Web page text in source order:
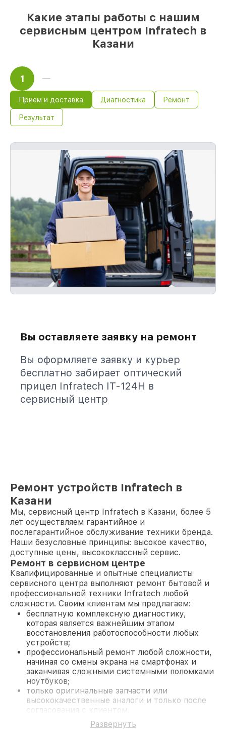
Какие этапы работы с нашим
сервисным центром Infratech в
Казани
1
Прием и доставка Диагностика Ремонт
Результат
Вы оставляете заявку на ремонт
Вы оформляете заявку и курьер
бесплатно забирает оптический
прицел Infratech IT-124Н в
сервисный центр
Ремонт устройств Infratech в
Казани
Мы, сервисный центр Infratech в Казани, более 5
лет осуществляем гарантийное и
послегарантийное обслуживание техники бренда.
Наши безусловные принципы: высокое качество,
доступные цены, высококлассный сервис.
Ремонт в сервисном центре
Квалифицированные и опытные специалисты
сервисного центра выполняют ремонт бытовой и
профессиональной техники Infratech любой
сложности. Своим клиентам мы предлагаем:
бесплатную комплексную диагностику,
которая является важнейшим этапом
восстановления работоспособности любых
устройств;
профессиональный ремонт любой сложности,
начиная со смены экрана на смартфонах и
заканчивая сложными системными поломками
ноутбуков;
только оригинальные запчасти или
высококачественные аналоги и только после
согласования с клиентом.
На все работы и замененные комплектующие
предоставляется длительная гарантия. В случае
Развернуть